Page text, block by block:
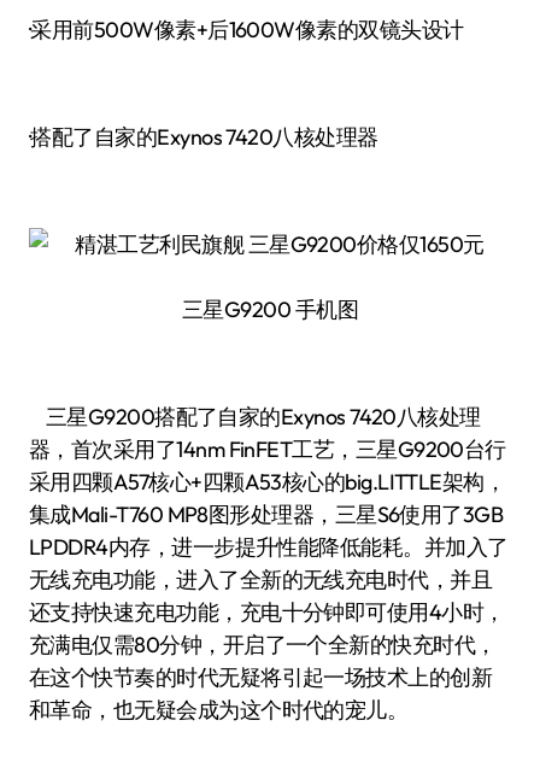
·采用前500W像素+后1600W像素的双镜头设计
·搭配了自家的Exynos 7420八核处理器
三星G9200 手机图
三星G9200搭配了自家的Exynos 7420八核处理
器，首次采用了14nm FinFET工艺，三星G9200台行
采用四颗A57核心+四颗A53核心的big.LITTLE架构，
集成Mali-T760 MP8图形处理器，三星S6使用了3GB
LPDDR4内存，进一步提升性能降低能耗。并加入了
无线充电功能，进入了全新的无线充电时代，并且
还支持快速充电功能，充电十分钟即可使用4小时，
充满电仅需80分钟，开启了一个全新的快充时代，
在这个快节奏的时代无疑将引起一场技术上的创新
和革命，也无疑会成为这个时代的宠儿。